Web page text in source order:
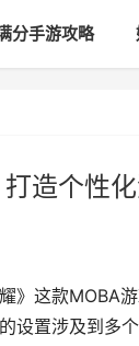
分手游攻略
造个性
》这款MOBA
设置涉及到多